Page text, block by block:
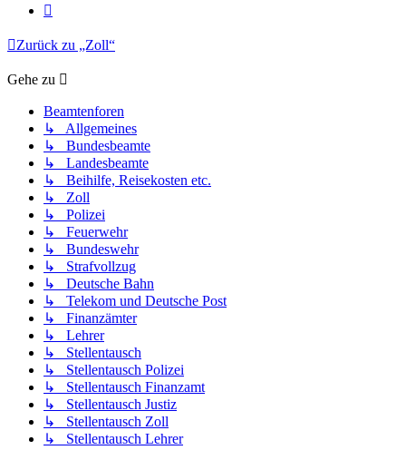
Zurück zu „Zoll“
Gehe zu
Beamtenforen
↳ Allgemeines
↳ Bundesbeamte
↳ Landesbeamte
↳ Beihilfe, Reisekosten etc.
↳ Zoll
↳ Polizei
↳ Feuerwehr
↳ Bundeswehr
↳ Strafvollzug
↳ Deutsche Bahn
↳ Telekom und Deutsche Post
↳ Finanzämter
↳ Lehrer
↳ Stellentausch
↳ Stellentausch Polizei
↳ Stellentausch Finanzamt
↳ Stellentausch Justiz
↳ Stellentausch Zoll
↳ Stellentausch Lehrer